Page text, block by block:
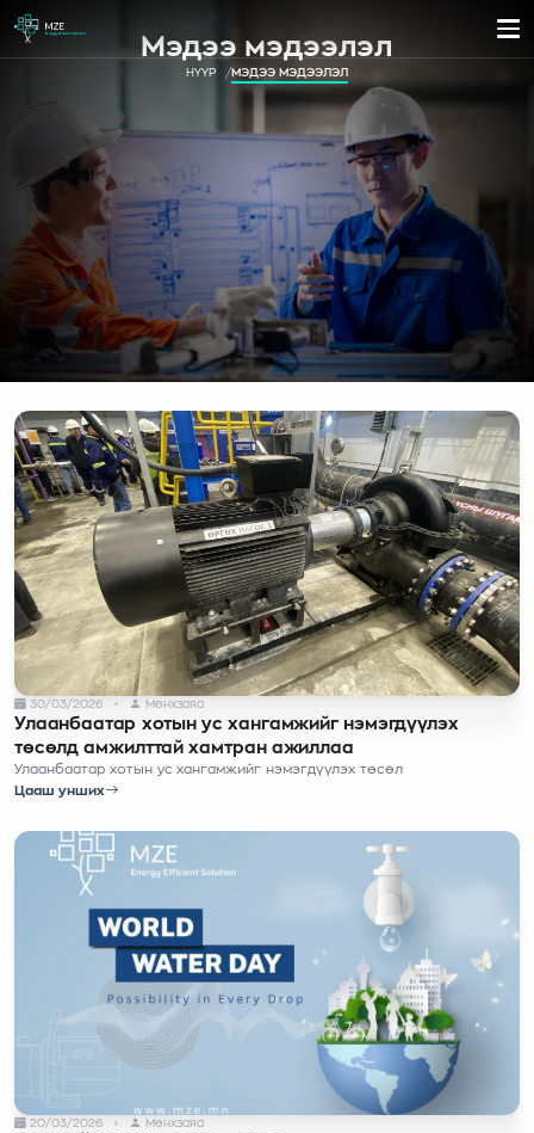
Мэдээ мэдээлэл
НҮҮР МЭДЭЭ МЭДЭЭЛЭЛ
30/03/2026 Мөнхзаяа
Улаанбаатар хотын ус хангамжийг нэмэгдүүлэх
төсөлд амжилттай хамтран ажиллаа
Улаанбаатар хотын ус хангамжийг нэмэгдүүлэх төсөл
Цааш унших
20/03/2026 Мөнхзаяа